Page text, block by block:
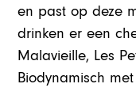
en past op deze
drinken er een
Malavieille, Les
Biodynamisch